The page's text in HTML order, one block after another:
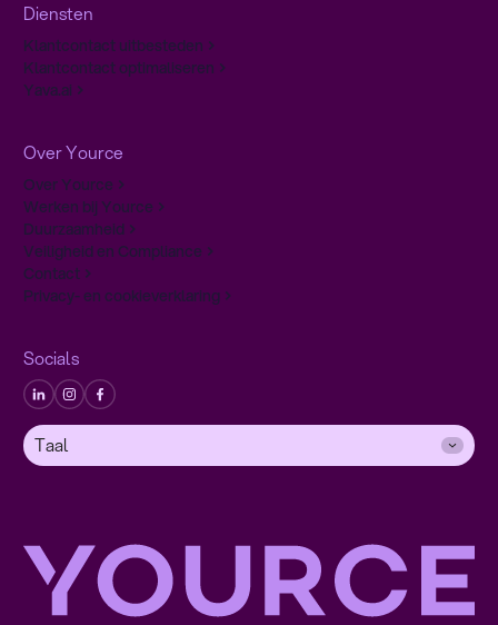
Diensten
Klantcontact uitbesteden
Klantcontact optimaliseren
Yava.ai
Over Yource
Over Yource
Werken bij Yource
Duurzaamheid
Veiligheid en Compliance
Contact
Privacy- en cookieverklaring
Socials
Taal